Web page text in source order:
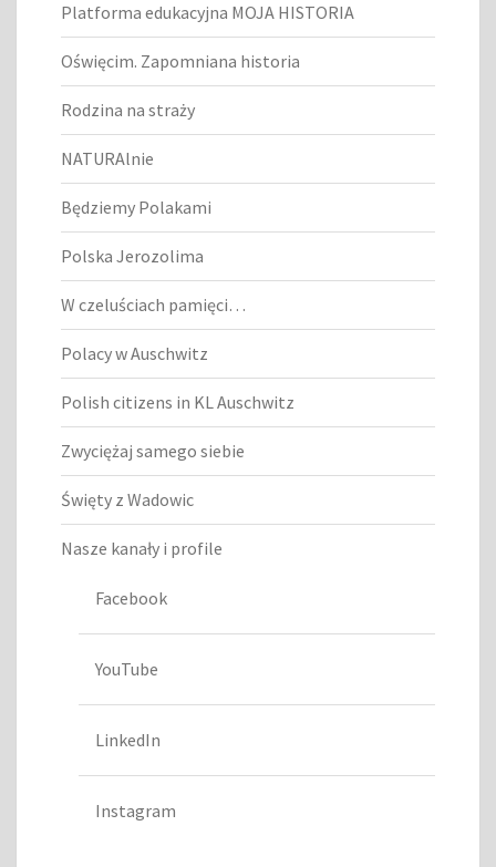
Platforma edukacyjna MOJA HISTORIA
Oświęcim. Zapomniana historia
Rodzina na straży
NATURAlnie
Będziemy Polakami
Polska Jerozolima
W czeluściach pamięci…
Polacy w Auschwitz
Polish citizens in KL Auschwitz
Zwyciężaj samego siebie
Święty z Wadowic
Nasze kanały i profile
Facebook
YouTube
LinkedIn
Instagram